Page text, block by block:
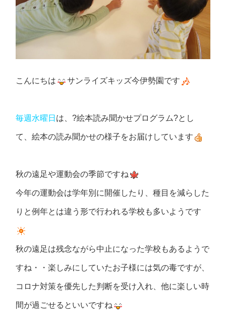
こんにちは サンライズキッズ今伊勢園です
毎週水曜日 は、?絵本読み聞かせプログラム?とし
て、絵本の読み聞かせの様子をお届けしています
秋の遠足や運動会の季節ですね
今年の運動会は学年別に開催したり、種目を減らした
りと例年とは違う形で行われる学校も多いようです
秋の遠足は残念ながら中止になった学校もあるようで
すね・・楽しみにしていたお子様には気の毒ですが、
コロナ対策を優先した判断を受け入れ、他に楽しい時
間が過ごせるといいですね